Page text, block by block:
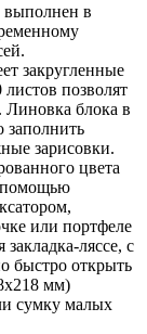
в
закругленные
позволят
блока в
заполнить
зарисовки.
цвета
помощью
или портфеле
ляссе, с
быстро открыть
мм)
сумку малых